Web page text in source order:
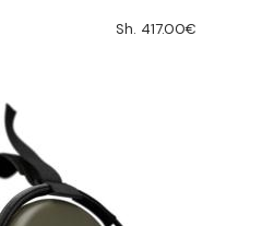
Sh. 417.00€